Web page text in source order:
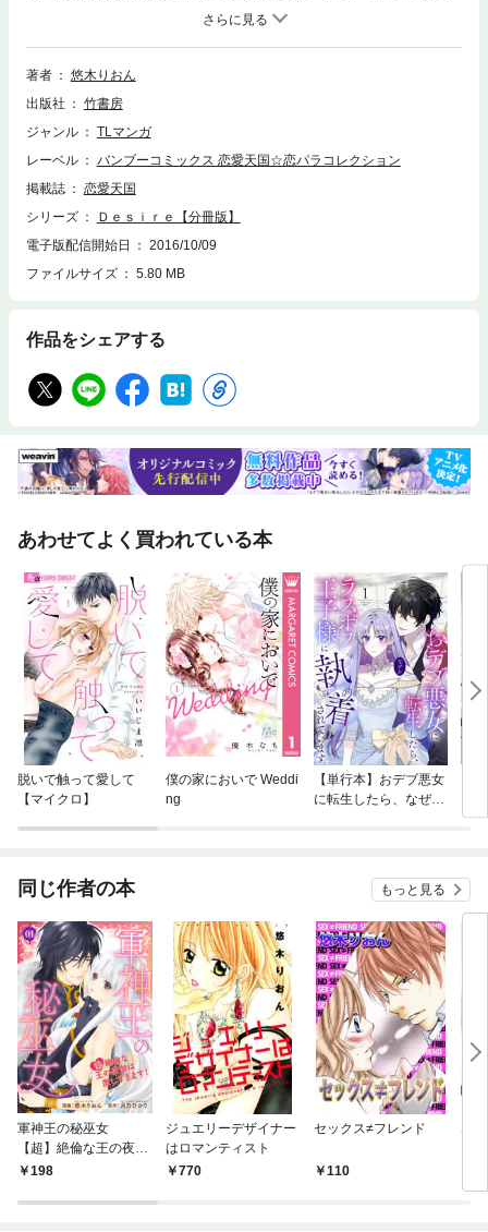
著者
悠木りおん
出版社
竹書房
ジャンル
TLマンガ
レーベル
バンブーコミックス 恋愛天国☆恋パラコレクション
掲載誌
恋愛天国
シリーズ
Ｄｅｓｉｒｅ【分冊版】
電子版配信開始日
2016/10/09
ファイルサイズ
5.80 MB
作品をシェアする
あわせてよく買われている本
脱いで触って愛して
【マイクロ】
僕の家においで Weddi
ng
【単行本】おデブ悪女
に転生したら、なぜか
同じ作者の本 もっと見る
軍神王の秘巫女
【超】絶倫な王の夜伽
は激しすぎます！ 【短
198
ジュエリーデザイナー
はロマンティスト
770
セックス≠フレンド
110
S系